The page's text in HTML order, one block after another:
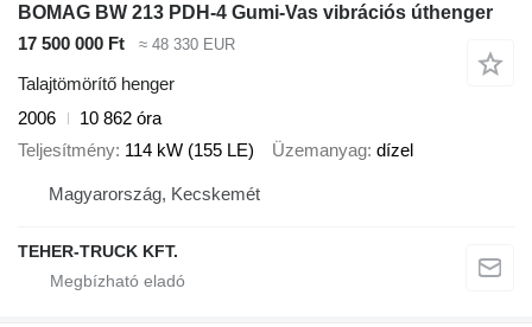
BOMAG BW 213 PDH-4 Gumi-Vas vibrációs úthenger
17 500 000 Ft
≈ 48 330 EUR
Talajtömörítő henger
2006
10 862 óra
Teljesítmény 114 kW (155 LE) Üzemanyag dízel
Magyarország, Kecskemét
TEHER-TRUCK KFT.